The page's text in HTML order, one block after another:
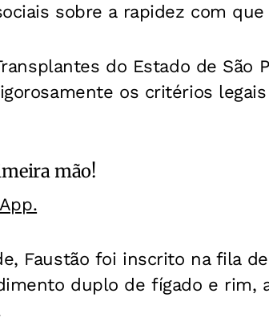
sobre a rapidez com que
do Estado de São
os critérios
mão!
Faustão foi inscrito na fila
duplo de fígado e rim,